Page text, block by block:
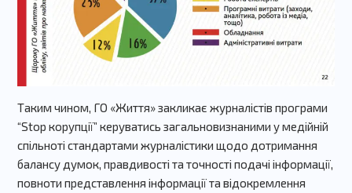
Таким чином, ГО «Життя» закликає журналістів програми
“Stop корупції” керуватись загальновизнаними у медійній
спільноті стандартами журналістики щодо дотримання
балансу думок, правдивості та точності подачі інформації,
повноти представлення інформації та відокремлення